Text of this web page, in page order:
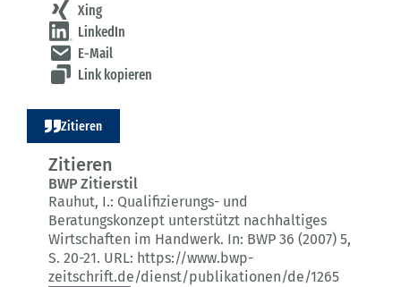
Xing
LinkedIn
E-Mail
Link kopieren
Zitieren
Zitieren
BWP Zitierstil
Rauhut, I.: Qualifizierungs- und
Beratungskonzept unterstützt nachhaltiges
Wirtschaften im Handwerk. In: BWP 36 (2007) 5,
S. 20-21. URL: https://www.bwp-
zeitschrift.de/dienst/publikationen/de/1265